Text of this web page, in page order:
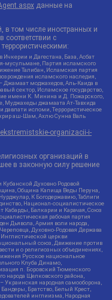
данные на
в том числе иностранных и
с
и Дагестана, База, Асбат
мусульмане, Партия исламского
Талибан, Исламская партия
исламского наследия,
моджахедов, Аль-Каида в
сектор, Исламское государство,
имени К. Минина и Д. Пожарского,
Муджахеды джамаата Ат-Тавхида
исломи, Террористическое
аш-Шам, Ахлю Сунна Валь
organizacii-i-
организаций в
в законную силу решение
Духовно Родовой
Община Капища Веды Перуна,
К Богодержавию, Таблиги
Национал-социалистическое
Балкарии и Карачая, Союз
рабочая партия
Дьявола, Армия воли народа,
Духовно-Родовая Держава
церкви
союз, Движение против
и о религиозных объединениях,
Русское национальное
Клуба Динамо,
п. Боровский Тюменского
народа Щелковского района,
народная самооборона,
Братство, Белый Крест,
инглиизма, Народная